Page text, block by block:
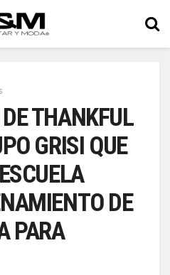
THANKFUL
GRISI QUE
DE
PARA